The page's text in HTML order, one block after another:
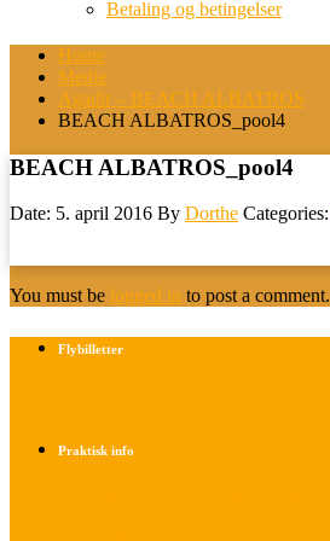
Betaling og betingelser
Home
Medie
Agadir – BEACH ALBATROS
BEACH ALBATROS_pool4
BEACH ALBATROS_pool4
Date: 5. april 2016 By Dorthe Categories:
You must be logged in to post a comment.
Flybilletter
Praktisk info